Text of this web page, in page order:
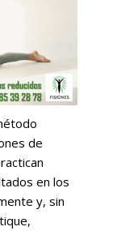
de
en los
y, sin